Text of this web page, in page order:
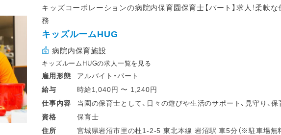
キッズコーポレーションの病院内保育園保育士【パート】求人！柔軟
務
キッズルームHUG
病院内保育施設
キッズルームHUGの求人一覧を見る
雇用形態
アルバイト・パート
給与
時給1,040円 〜 1,240円
仕事内容
当園の保育士として、日々の遊びや生活のサポート、見守り、保
やトイレの援助、行事準備、保護者対応などを担います。柔軟な
もたち一人ひとりにしっかり向き合える時間が多くあります。
資格
保育士
住所
宮城県岩沼市里の杜1-2-5 東北本線 岩沼駅 車5分（※駐車